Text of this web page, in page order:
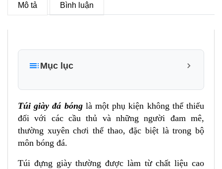
Mô tả Bình luận
Mục lục
1. Đặc điểm và tính năng nổi bật của sản phẩm túi
1.1 Thiết kế thông minh, đa năng
1.2 Chất liệu cao cấp và khả năng chống thấm
nước
túi giày đá bóng TNBags TN.B 9001
Túi giày đá bónglà một phụ kiện không thể thiếu
đối với các cầu thủ và những người đam mê,
thường xuyên chơi thể thao, đặc biệt là trong bộ
môn bóng đá.
Túi đựng giày thường được làm từ chất liệu cao